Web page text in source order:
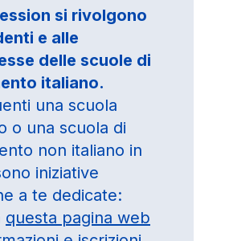
si rivolgono
e alle
delle scuole di
italiano.
una scuola
o una scuola di
non italiano in
iniziative
a te dedicate:
questa pagina web